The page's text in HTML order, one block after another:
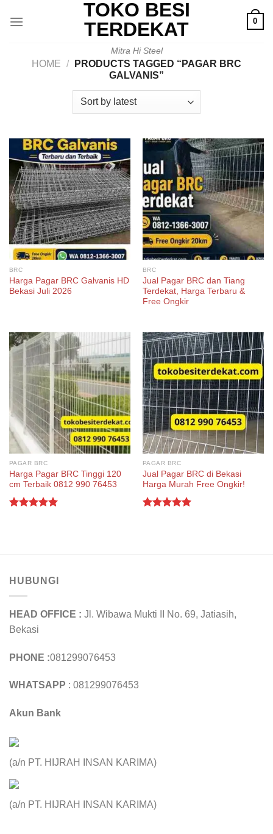
TOKO BESI
TERDEKAT
Mitra Hi Steel
0
HOME /
PRODUCTS TAGGED “PAGAR BRC
GALVANIS”
BRC
Harga Pagar BRC Galvanis HD
Bekasi Juli 2026
BRC
Jual Pagar BRC dan Tiang
Terdekat, Harga Terbaru &
Free Ongkir
PAGAR BRC
Harga Pagar BRC Tinggi 120
cm Terbaik 0812 990 76453
PAGAR BRC
Jual Pagar BRC di Bekasi
Harga Murah Free Ongkir!
HUBUNGI
HEAD OFFICE : Jl. Wibawa Mukti II No. 69, Jatiasih,
Bekasi
PHONE :081299076453
WHATSAPP : 081299076453
Akun Bank
(a/n PT. HIJRAH INSAN KARIMA)
(a/n PT. HIJRAH INSAN KARIMA)